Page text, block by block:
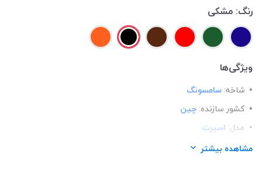
رنگ: مشکی
ویژگی‌ها
شاخه: سامسونگ
کشور سازنده: چین
مدل: اسپرت
مناسب برای گوشی:
مشاهده بیشتر